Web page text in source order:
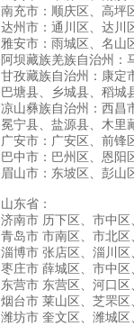
南充市：顺庆区、高坪
达州市：通川区、达川
雅安市：雨城区、名山
阿坝藏族羌族自治州：
甘孜藏族自治州：康定
巴塘县、乡城县、稻城
凉山彝族自治州：西昌
冕宁县、盐源县、木里
广安市：广安区、前锋
巴中市：巴州区、恩阳
眉山市：东坡区、彭山
山东省：
济南市 历下区、市中
青岛市 市南区、市北
淄博市 张店区、淄川
枣庄市 薛城区、市中
东营市 东营区、河口
烟台市 莱山区、芝罘
潍坊市 奎文区、潍城